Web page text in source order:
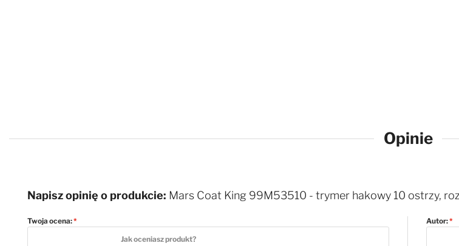
Opinie
Napisz opinię o produkcie: Mars Coat King 99M53510 - trymer hakowy 10 ostrzy,
Twoja ocena:
Jak oceniasz produkt?
5 stars
Autor: